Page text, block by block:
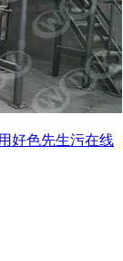
好色先生污在线